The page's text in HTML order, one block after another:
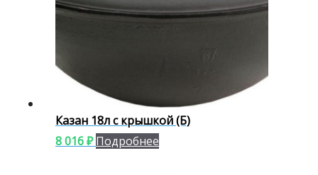
Казан 18л с крышкой (Б)
8 016₽ Подробнее